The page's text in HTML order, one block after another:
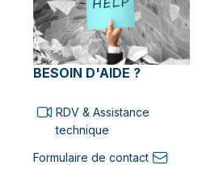
BESOIN D'AIDE ?
RDV & Assistance
technique
Formulaire de contact